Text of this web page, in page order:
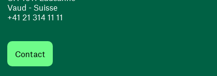
Vaud - Suisse
+41 21 314 11 11
Contact